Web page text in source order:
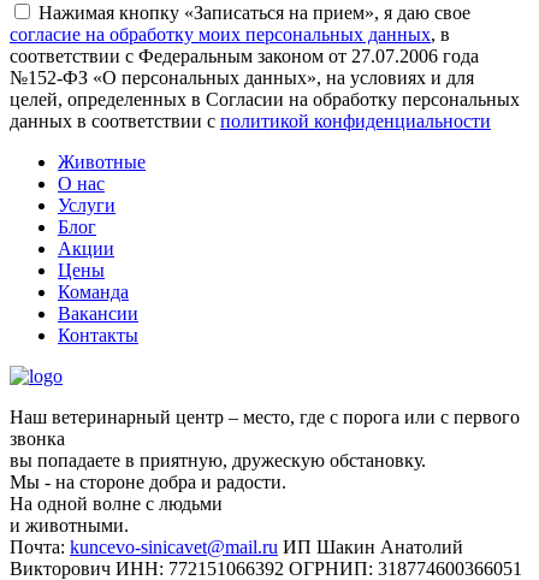
Нажимая кнопку «Записаться на прием», я даю свое
согласие на обработку моих персональных данных, в
соответствии с Федеральным законом от 27.07.2006 года
№152-ФЗ «О персональных данных», на условиях и для
целей, определенных в Согласии на обработку персональных
данных в соответствии с политикой конфиденциальности
Животные
О нас
Услуги
Блог
Акции
Цены
Команда
Вакансии
Контакты
Наш ветеринарный центр – место, где с порога или с первого
звонка
вы попадаете в приятную, дружескую обстановку.
Мы - на стороне добра и радости.
На одной волне с людьми
и животными.
Почта: kuncevo-sinicavet@mail.ru ИП Шакин Анатолий
Викторович ИНН: 772151066392 ОГРНИП: 318774600366051